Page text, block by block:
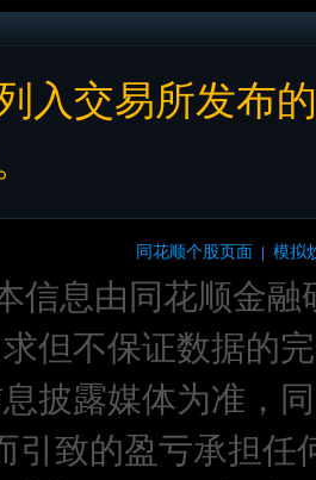
入交易所发布
同花顺个股页面 模拟
信息由同花顺金
但不保证数据的
息披露媒体为准，
引致的盈亏承担任